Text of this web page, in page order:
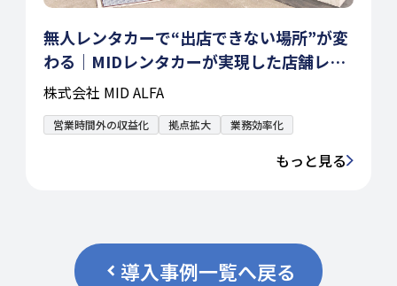
無人レンタカーで“出店できない場所”が変
わる｜MIDレンタカーが実現した店舗レス
戦略
株式会社 MID ALFA
営業時間外の収益化 拠点拡大 業務効率化
もっと見る
導入事例一覧へ戻る